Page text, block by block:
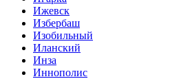
Ижевск
Избербаш
Изобильный
Иланский
Инза
Иннополис